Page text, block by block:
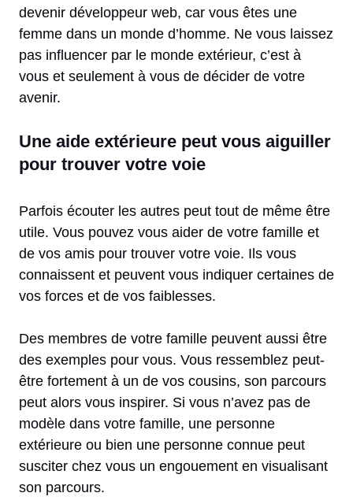
devenir développeur web, car vous êtes une
femme dans un monde d’homme. Ne vous laissez
pas influencer par le monde extérieur, c’est à
vous et seulement à vous de décider de votre
avenir.
Une aide extérieure peut vous aiguiller
pour trouver votre voie
Parfois écouter les autres peut tout de même être
utile. Vous pouvez vous aider de votre famille et
de vos amis pour trouver votre voie. Ils vous
connaissent et peuvent vous indiquer certaines de
vos forces et de vos faiblesses.
Des membres de votre famille peuvent aussi être
des exemples pour vous. Vous ressemblez peut-
être fortement à un de vos cousins, son parcours
peut alors vous inspirer. Si vous n’avez pas de
modèle dans votre famille, une personne
extérieure ou bien une personne connue peut
susciter chez vous un engouement en visualisant
son parcours.